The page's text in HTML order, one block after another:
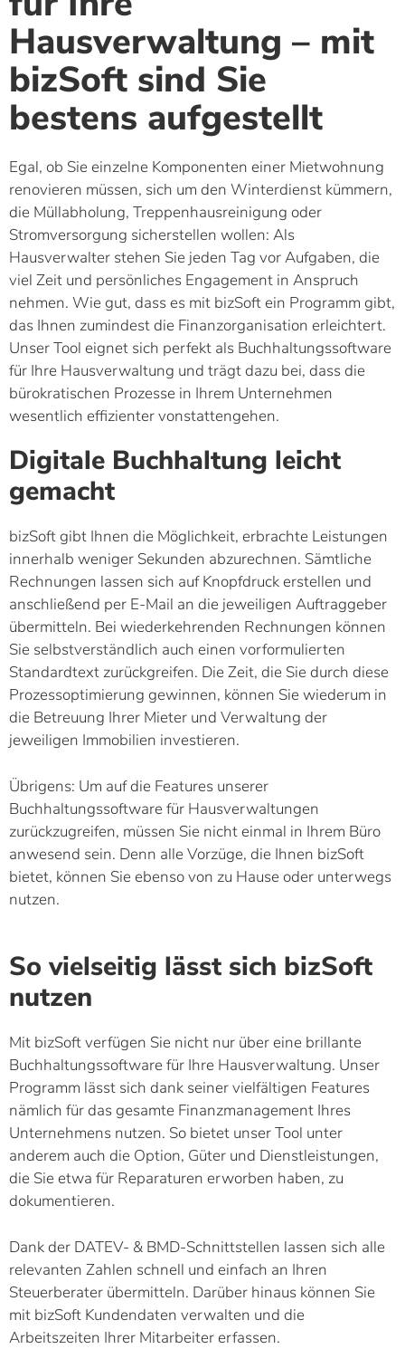
Hausverwaltung – mit
bizSoft sind Sie
bestens aufgestellt
Egal, ob Sie einzelne Komponenten einer Mietwohnung
renovieren müssen, sich um den Winterdienst kümmern,
die Müllabholung, Treppenhausreinigung oder
Stromversorgung sicherstellen wollen: Als
Hausverwalter stehen Sie jeden Tag vor Aufgaben, die
viel Zeit und persönliches Engagement in Anspruch
nehmen. Wie gut, dass es mit bizSoft ein Programm gibt,
das Ihnen zumindest die Finanzorganisation erleichtert.
Unser Tool eignet sich perfekt als Buchhaltungssoftware
für Ihre Hausverwaltung und trägt dazu bei, dass die
bürokratischen Prozesse in Ihrem Unternehmen
wesentlich effizienter vonstattengehen.
Digitale Buchhaltung leicht
gemacht
bizSoft gibt Ihnen die Möglichkeit, erbrachte Leistungen
innerhalb weniger Sekunden abzurechnen. Sämtliche
Rechnungen lassen sich auf Knopfdruck erstellen und
anschließend per E-Mail an die jeweiligen Auftraggeber
übermitteln. Bei wiederkehrenden Rechnungen können
Sie selbstverständlich auch einen vorformulierten
Standardtext zurückgreifen. Die Zeit, die Sie durch diese
Prozessoptimierung gewinnen, können Sie wiederum in
die Betreuung Ihrer Mieter und Verwaltung der
jeweiligen Immobilien investieren.
Übrigens: Um auf die Features unserer
Buchhaltungssoftware für Hausverwaltungen
zurückzugreifen, müssen Sie nicht einmal in Ihrem Büro
anwesend sein. Denn alle Vorzüge, die Ihnen bizSoft
bietet, können Sie ebenso von zu Hause oder unterwegs
nutzen.
So vielseitig lässt sich bizSoft
nutzen
Mit bizSoft verfügen Sie nicht nur über eine brillante
Buchhaltungssoftware für Ihre Hausverwaltung. Unser
Programm lässt sich dank seiner vielfältigen Features
nämlich für das gesamte Finanzmanagement Ihres
Unternehmens nutzen. So bietet unser Tool unter
anderem auch die Option, Güter und Dienstleistungen,
die Sie etwa für Reparaturen erworben haben, zu
dokumentieren.
Dank der DATEV- & BMD-Schnittstellen lassen sich alle
relevanten Zahlen schnell und einfach an Ihren
Steuerberater übermitteln. Darüber hinaus können Sie
mit bizSoft Kundendaten verwalten und die
Arbeitszeiten Ihrer Mitarbeiter erfassen.